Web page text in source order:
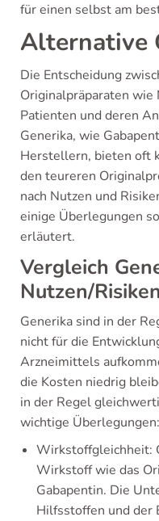
für einen selbst am
Alternative
Die Entscheidung
Originalpräparaten
Patienten und deren
Generika, wie
Herstellern, bieten oft
den teureren
nach Nutzen und
einige Überlegungen
erläutert.
Vergleich
Nutzen/Risiken
Generika sind in der
nicht für die
Arzneimittels
die Kosten niedrig
in der Regel
wichtige Überlegungen:
Wirkstoffgleichheit:
Wirkstoff wie das
Gabapentin. Die
Hilfsstoffen und der